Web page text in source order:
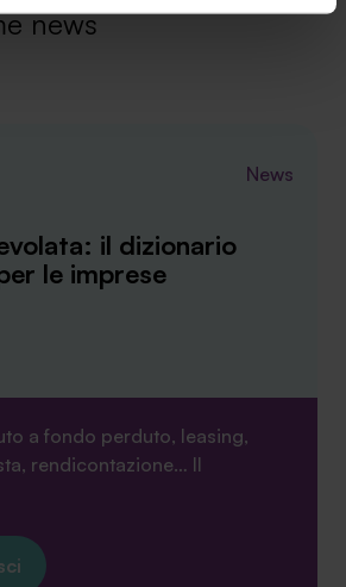
implementati ad esclusione di
necessari per il funzionamento del
le "Informazioni sui Cookie" qui
news
News
il dizionario
le imprese
a fondo perduto, leasing,
rendicontazione… Il